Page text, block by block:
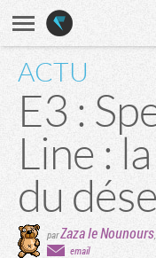
ACTU
E3 :
Line :
du
parZaza le Nounours,
email